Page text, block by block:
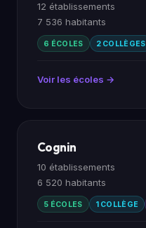
12 établissements
7 536 habitants
6 ÉCOLES 2 COLLÈGES
Voir les écoles →
Cognin
10 établissements
6 520 habitants
5 ÉCOLES 1 COLLÈGE